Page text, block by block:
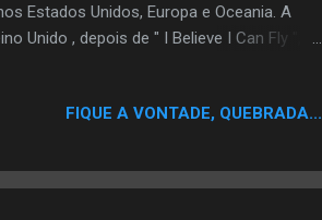
Estados Unidos, Europa e Oceania. A
Unido , depois de " I Believe I Can Fly ",
filmado em um clube onde Kelly é visto
clube usando um casaco de pele branco.
FIQUE A VONTADE, QUEBRADA...